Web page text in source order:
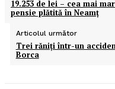
19.253 de lei – cea mai
pensie plătită în Neamţ
Articolul următor
Trei răniţi într-un
Borca